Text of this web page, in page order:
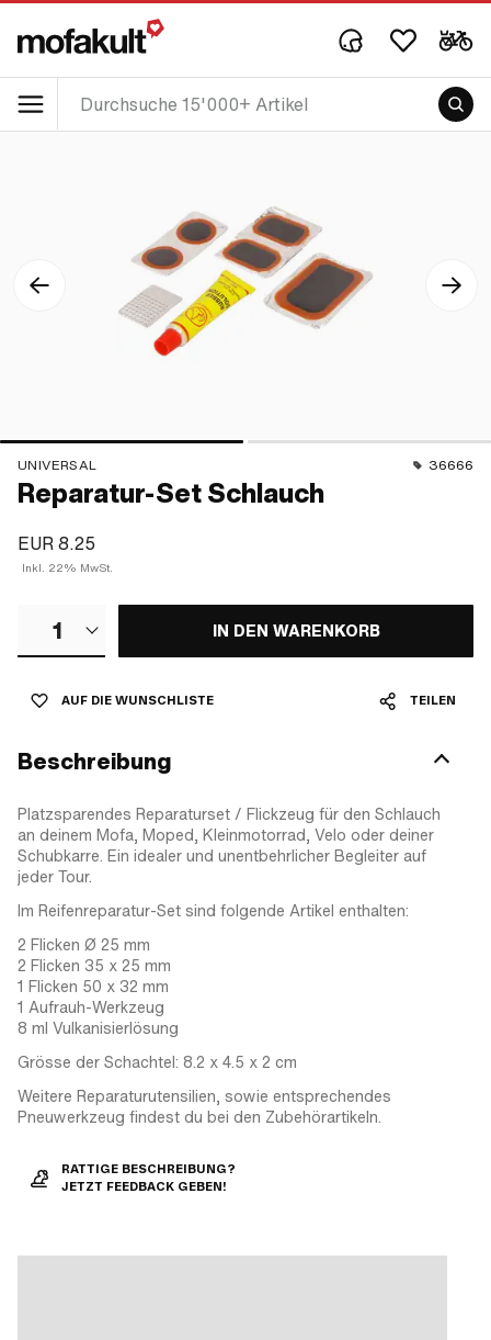
UNIVERSAL 36666
Reparatur-Set Schlauch
EUR 8.25
Inkl. 22% MwSt.
1 IN DEN WARENKORB
AUF DIE WUNSCHLISTE TEILEN
Beschreibung
Platzsparendes Reparaturset / Flickzeug für den Schlauch
an deinem Mofa, Moped, Kleinmotorrad, Velo oder deiner
Schubkarre. Ein idealer und unentbehrlicher Begleiter auf
jeder Tour.
Im Reifenreparatur-Set sind folgende Artikel enthalten:
2 Flicken Ø 25 mm
2 Flicken 35 x 25 mm
1 Flicken 50 x 32 mm
1 Aufrauh-Werkzeug
8 ml Vulkanisierlösung
Grösse der Schachtel: 8.2 x 4.5 x 2 cm
Weitere Reparaturutensilien, sowie entsprechendes
Pneuwerkzeug findest du bei den Zubehörartikeln.
RATTIGE BESCHREIBUNG?
JETZT FEEDBACK GEBEN!